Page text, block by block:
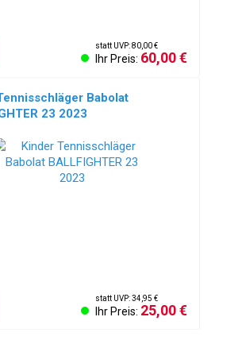
statt UVP: 80,00 €
Ihr Preis: 60,00 €
Babolat
23 2023
statt UVP: 34,95 €
Ihr Preis: 25,00 €